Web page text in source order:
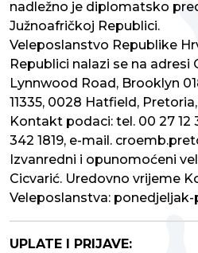
nadležno je diplomatsko
Južnoafričkoj Republici.
Veleposlanstvo Republike
Republici nalazi se na adresi
Lynnwood Road, Brooklyn
11335, 0028 Hatfield,
Kontakt podaci: tel. 00 27 12
342 1819, e-mail.
Izvanredni i opunomoćeni
Cicvarić. Uredovno vrijeme
Veleposlanstva: ponedjeljak-
UPLATE I PRIJAVE: